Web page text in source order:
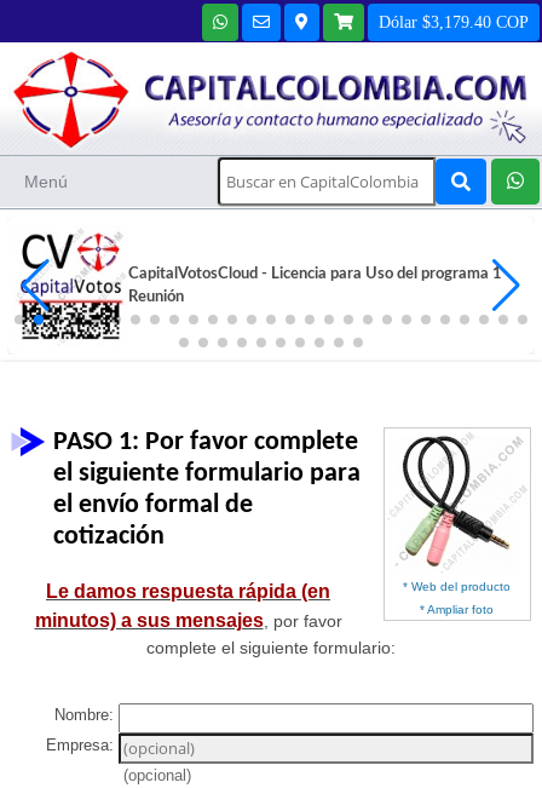
Dólar $3,179.40 COP
Menú
CapitalVotosCloud - Licencia para Uso del programa 1
Reunión
* Web del producto
* Ampliar foto
PASO 1: Por favor complete
el siguiente formulario para
el envío formal de
cotización
Le damos respuesta rápida (en
minutos) a sus mensajes, por favor
complete el siguiente formulario:
Nombre:
Empresa:
(opcional)